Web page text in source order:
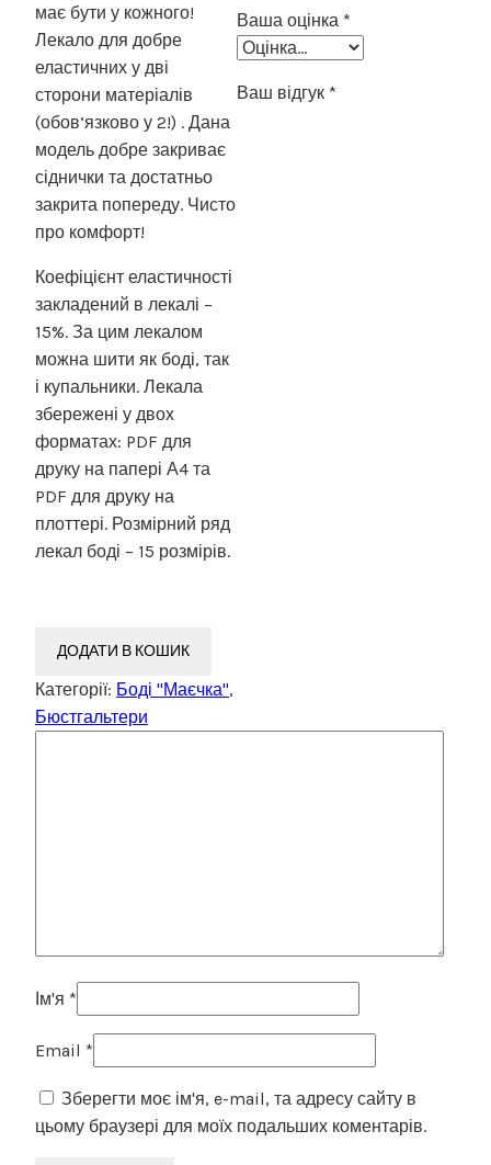
має бути у кожного!
Лекало для добре
еластичних у дві
сторони матеріалів
(обов’язково у 2!) . Дана
модель добре закриває
сіднички та достатньо
закрита попереду. Чисто
про комфорт!
Коефіцієнт еластичності
закладений в лекалі –
15%. За цим лекалом
можна шити як боді, так
і купальники. Лекала
збережені у двох
форматах: PDF для
друку на папері А4 та
PDF для друку на
плоттері. Розмірний ряд
лекал боді – 15 розмірів.
ДОДАТИ В КОШИК
Категорії: Боді "Маєчка",
Бюстгальтери
Ваша оцінка *
Ваш відгук *
Ім'я *
Email *
Зберегти моє ім'я, e-mail, та адресу сайту в
цьому браузері для моїх подальших коментарів.